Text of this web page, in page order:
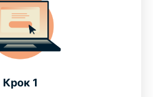
Крок 1